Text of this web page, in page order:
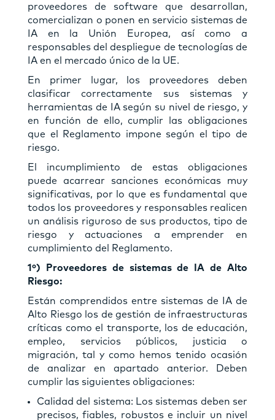
proveedores de software que desarrollan,
comercializan o ponen en servicio sistemas de
IA en la Unión Europea, así como a
responsables del despliegue de tecnologías de
IA en el mercado único de la UE.
En primer lugar, los proveedores deben
clasificar correctamente sus sistemas y
herramientas de IA según su nivel de riesgo, y
en función de ello, cumplir las obligaciones
que el Reglamento impone según el tipo de
riesgo.
El incumplimiento de estas obligaciones
puede acarrear sanciones económicas muy
significativas, por lo que es fundamental que
todos los proveedores y responsables realicen
un análisis riguroso de sus productos, tipo de
riesgo y actuaciones a emprender en
cumplimiento del Reglamento.
1º) Proveedores de sistemas de IA de Alto
Riesgo:
Están comprendidos entre sistemas de IA de
Alto Riesgo los de gestión de infraestructuras
críticas como el transporte, los de educación,
empleo, servicios públicos, justicia o
migración, tal y como hemos tenido ocasión
de analizar en apartado anterior. Deben
cumplir las siguientes obligaciones:
Calidad del sistema: Los sistemas deben ser
precisos, fiables, robustos e incluir un nivel